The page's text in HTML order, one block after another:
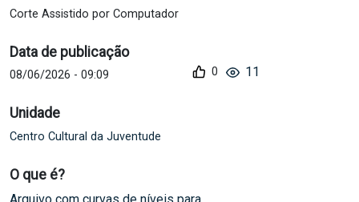
Corte Assistido por Computador
Data de publicação
08/06/2026 - 09:09
Unidade
Centro Cultural da Juventude
0 11
O que é?
Arquivo com curvas de níveis para